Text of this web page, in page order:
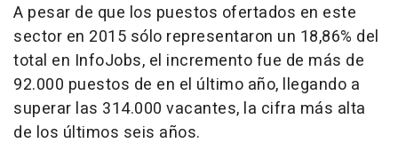
A pesar de que los puestos ofertados en este
sector en 2015 sólo representaron un 18,86% del
total en InfoJobs, el incremento fue de más de
92.000 puestos de en el último año, llegando a
superar las 314.000 vacantes, la cifra más alta
de los últimos seis años.